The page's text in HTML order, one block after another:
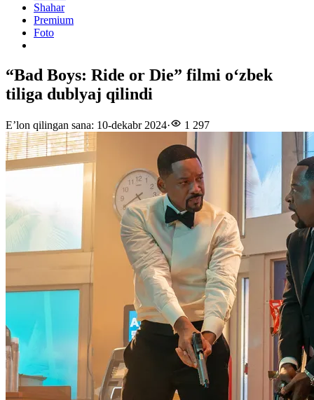
Shahar
Premium
Foto
“Bad Boys: Ride or Die” filmi oʻzbek
tiliga dublyaj qilindi
E’lon qilingan sana: 10-dekabr 2024· 1 297